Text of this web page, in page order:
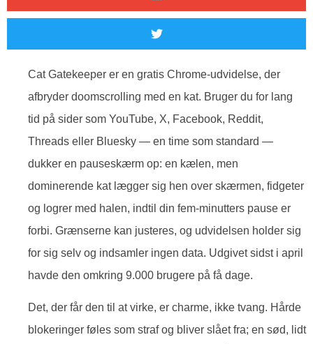
Cat Gatekeeper er en gratis Chrome-udvidelse, der
afbryder doomscrolling med en kat. Bruger du for lang
tid på sider som YouTube, X, Facebook, Reddit,
Threads eller Bluesky — en time som standard —
dukker en pauseskærm op: en kælen, men
dominerende kat lægger sig hen over skærmen, fidgeter
og logrer med halen, indtil din fem-minutters pause er
forbi. Grænserne kan justeres, og udvidelsen holder sig
for sig selv og indsamler ingen data. Udgivet sidst i april
havde den omkring 9.000 brugere på få dage.
Det, der får den til at virke, er charme, ikke tvang. Hårde
blokeringer føles som straf og bliver slået fra; en sød, lidt